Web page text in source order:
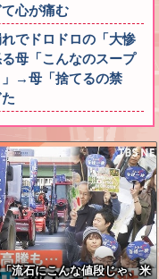
心が痛む
でドロドロの「大惨
母「こんなのスープ
→母「捨てるの禁
流石にこんな値段じゃ、米